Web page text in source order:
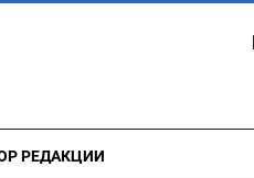
РЕДАКЦИИ